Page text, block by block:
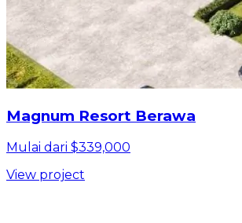
Magnum Resort Berawa
Mulai dari $339,000
View project